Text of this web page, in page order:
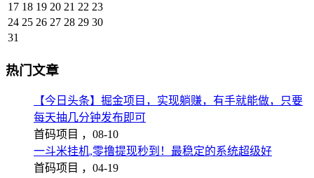
17 18 19 20 21 22 23
24 25 26 27 28 29 30
31
热门文章
【今日头条】掘金项目，实现躺赚，有手就能做，只要
每天抽几分钟发布即可
首码项目 ， 08-10
一斗米挂机,零撸提现秒到！最稳定的系统超级好
首码项目 ， 04-19